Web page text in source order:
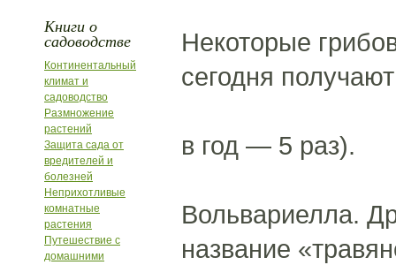
Книги о
садоводстве
Континентальный
климат и
садоводство
Размножение
растений
Защита сада от
вредителей и
болезней
Неприхотливые
комнатные
растения
Путешествие с
домашними
Некоторые
сегодня
в год — 5 раз).
Вольвариелла.
название